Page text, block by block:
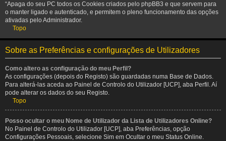
“Apaga do seu PC todos os Cookies criados pelo phpBB3 e que servem para
o manter ligado e autenticado, e permitem o pleno funcionamento das opções
ativadas pelo Administrador.
Topo
Sobre as Preferências e configurações de Utilizadores
Como altero as configuração do meu Perfil?
As configurações (depois do Registo) são guardadas numa Base de Dados.
Para alterá-las aceda ao Painel de Controlo do Utilizador [UCP], aba Perfil. Aí
pode alterar os dados do seu Registo.
Topo
Posso ocultar o meu Nome de Utilizador da Lista de Utilizadores Online?
No Painel de Controlo do Utilizador [UCP], aba Preferências, opção
Configurações Pessoais, selecione Sim em Ocultar o meu Status Online.